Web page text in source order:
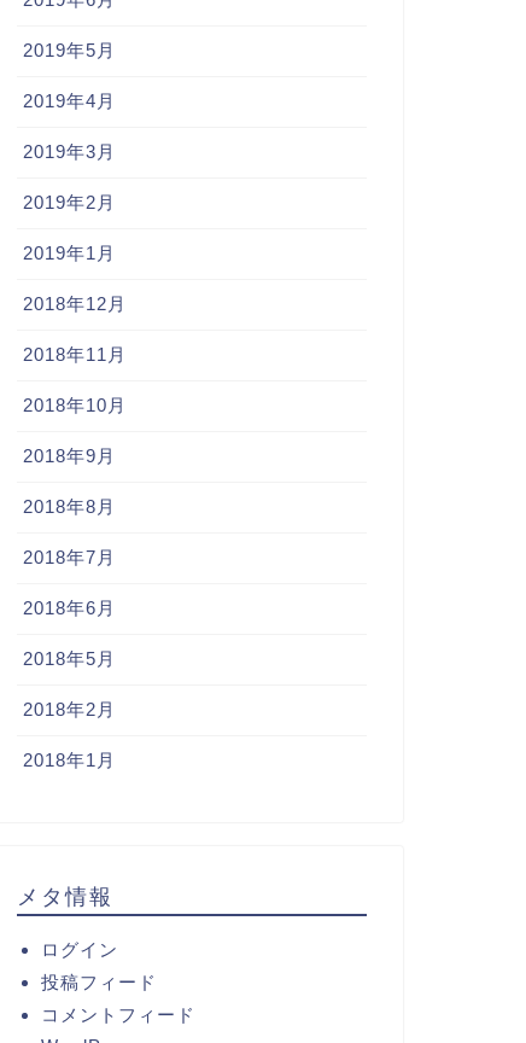
2019年5月
2019年4月
2019年3月
2019年2月
2019年1月
2018年12月
2018年11月
2018年10月
2018年9月
2018年8月
2018年7月
2018年6月
2018年5月
2018年2月
2018年1月
メタ情報
ログイン
投稿フィード
コメントフィード